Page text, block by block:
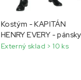
Kostým - KAPITÁN
HENRY EVERY - pánsky
Externý sklad > 10 ks